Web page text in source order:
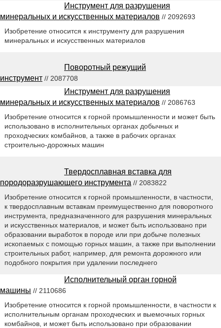
Инструмент для разрушения
минеральных и искусственных материалов // 2092693
Изобретение относится к инструменту для разрушения
минеральных и искусственных материалов
Поворотный режущий
инструмент // 2087708
Инструмент для разрушения
минеральных и искусственных материалов // 2086763
Изобретение относится к горной промышленности и может быть
использовано в исполнительных органах добычных и
проходческих комбайнов, а также в рабочих органах
строительно-дорожных машин
Твердосплавная вставка для
породоразрушающего инструмента // 2083822
Изобретение относится к горной промышленности, в частности,
к твердосплавным вставкам преимущественно для поворотного
инструмента, предназначенного для разрушения минеральных
и искусственных материалов, и может быть использовано при
образовании выработок в породе или при добыче полезных
ископаемых с помощью горных машин, а также при выполнении
строительных работ, например, для ремонта дорожного или
подобного покрытия при удалении последнего
Исполнительный орган горной
машины // 2110686
Изобретение относится к горной промышленности, в частности к
исполнительным органам проходческих и выемочных горных
комбайнов, и может быть использовано при образовании